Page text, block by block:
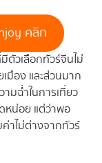
คลิก
วเลือกทัวร์จีนไม่
มือง และส่วนมาก
มฉ่ำในการเที่ยว
หน่อย แต่ว่าพอ
ค่าไม่ต่างจากทัวร์